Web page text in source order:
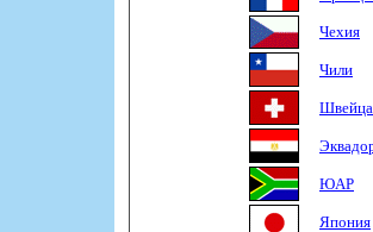
Чехия
Чили
ЮАР
Япония